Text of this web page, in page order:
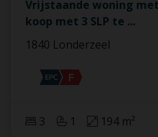
Vrijstaande woning
koop met 3 SLP te ...
1840 Londerzeel
3 1 194 m²